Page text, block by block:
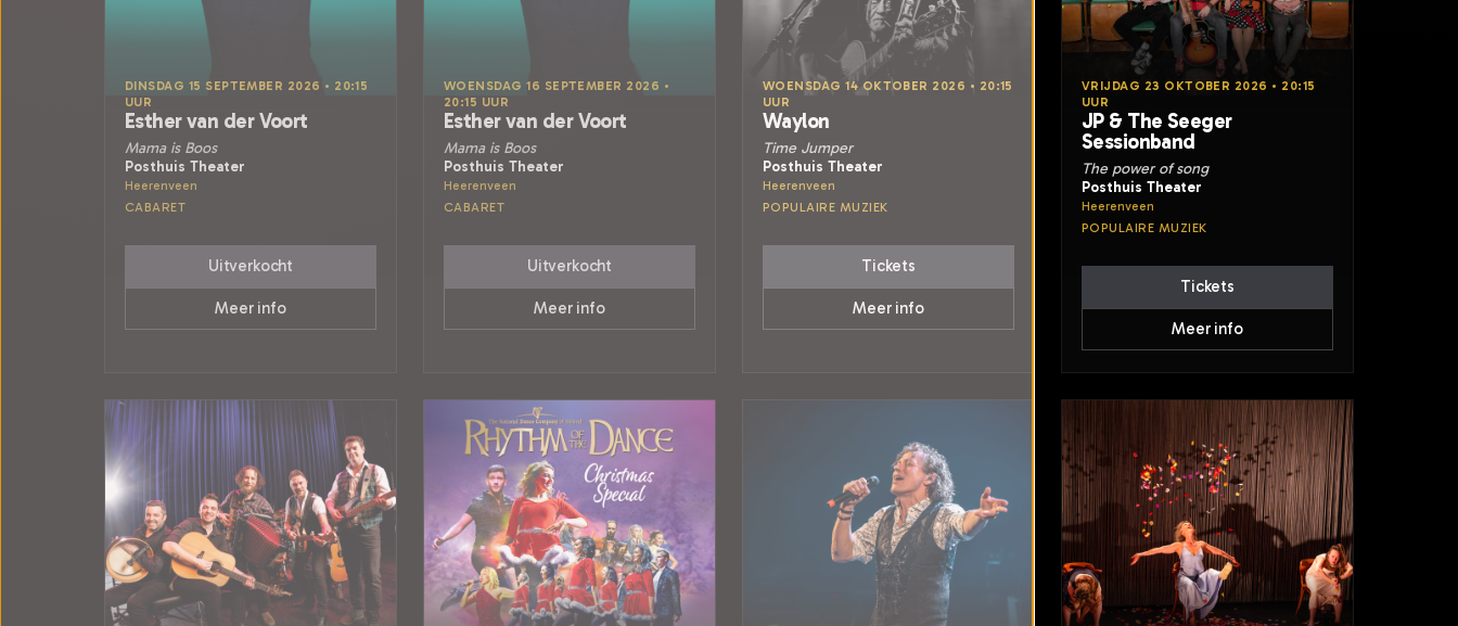
DINSDAG 15 SEPTEMBER 2026 • 20:15
UUR
Esther van der Voort
Mama is Boos
Posthuis Theater
Heerenveen
CABARET
Uitverkocht
Meer info
WOENSDAG 16 SEPTEMBER 2026 •
20:15 UUR
Esther van der Voort
Mama is Boos
Posthuis Theater
Heerenveen
CABARET
Uitverkocht
Meer info
WOENSDAG 14 OKTOBER 2026 • 20:15
UUR
Waylon
Time Jumper
Posthuis Theater
Heerenveen
POPULAIRE MUZIEK
Tickets
Meer info
VRIJDAG 23 OKTOBER 2026 • 20:15
UUR
JP & The Seeger
Sessionband
The power of song
Posthuis Theater
Heerenveen
POPULAIRE MUZIEK
Tickets
Meer info